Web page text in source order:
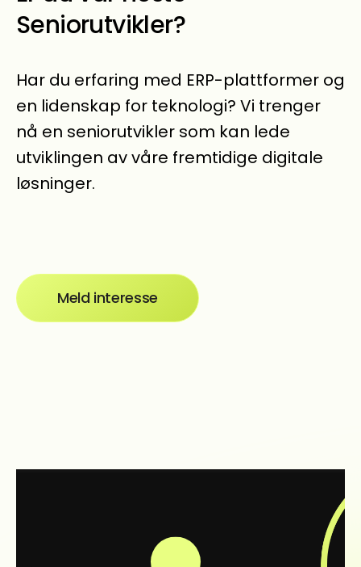
Seniorutvikler?
Har du erfaring med ERP-plattformer og
en lidenskap for teknologi? Vi trenger
nå en seniorutvikler som kan lede
utviklingen av våre fremtidige digitale
løsninger.
Meld interesse